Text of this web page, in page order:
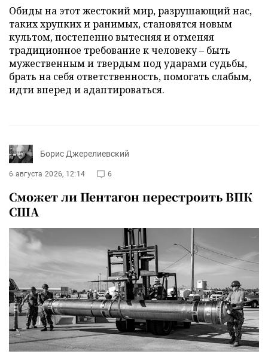
Обиды на этот жестокий мир, разрушающий нас,
таких хрупких и ранимых, становятся новым
культом, постепенно вытесняя и отменяя
традиционное требование к человеку – быть
мужественным и твердым под ударами судьбы,
брать на себя ответственность, помогать слабым,
идти вперед и адаптироваться.
Борис Джерелиевский
6 августа 2026, 12:14 6
Сможет ли Пентагон перестроить ВПК
США